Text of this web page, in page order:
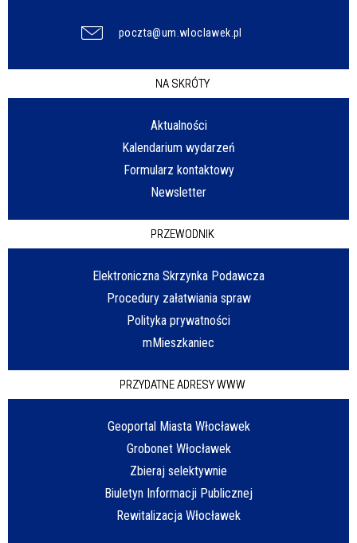
poczta@um.wloclawek.pl
NA SKRÓTY
Aktualności
Kalendarium wydarzeń
Formularz kontaktowy
Newsletter
PRZEWODNIK
Elektroniczna Skrzynka Podawcza
Procedury załatwiania spraw
Polityka prywatności
mMieszkaniec
PRZYDATNE ADRESY WWW
Geoportal Miasta Włocławek
Grobonet Włocławek
Zbieraj selektywnie
Biuletyn Informacji Publicznej
Rewitalizacja Włocławek